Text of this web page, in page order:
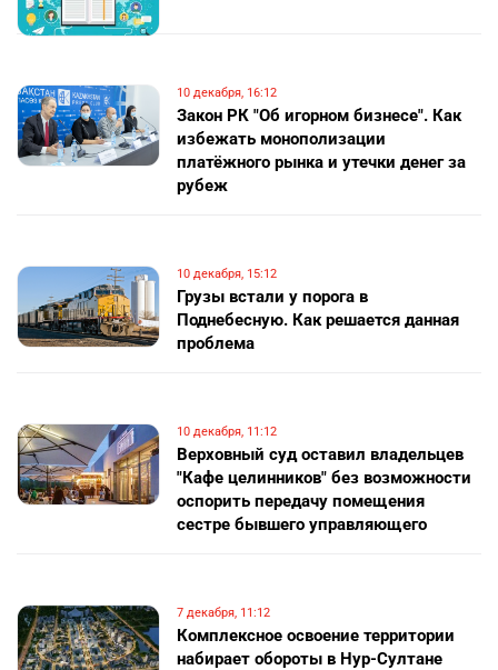
10 декабря, 16:12
Закон РК "Об игорном бизнесе". Как
избежать монополизации
платёжного рынка и утечки денег за
рубеж
10 декабря, 15:12
Грузы встали у порога в
Поднебесную. Как решается данная
проблема
10 декабря, 11:12
Верховный суд оставил владельцев
"Кафе целинников" без возможности
оспорить передачу помещения
сестре бывшего управляющего
7 декабря, 11:12
Комплексное освоение территории
набирает обороты в Нур-Султане